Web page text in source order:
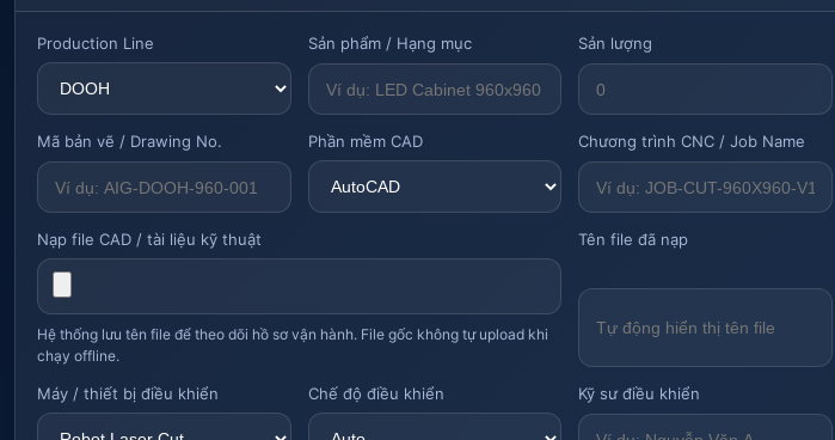
Production Line Sản phẩm / Hạng mục Sản lượng
Mã bản vẽ / Drawing No. Phần mềm CAD Chương trình CNC / Job Name
Nạp file CAD / tài liệu kỹ thuật
Hệ thống lưu tên file để theo dõi hồ sơ vận hành. File gốc không tự upload khi
chạy offline.
Tên file đã nạp
Máy / thiết bị điều khiển Chế độ điều khiển Kỹ sư điều khiển